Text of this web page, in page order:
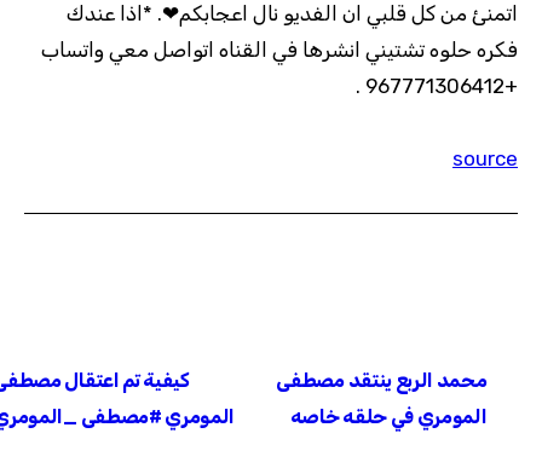
اتمنئ من كل قلبي ان الفديو نال اعجابكم❤. *اذا عندك
فكره حلوه تشتيني انشرها في القناه اتواصل معي واتساب
+967771306412 .
source
المقالات
محمد الربع ينتقد مصطفى
المومري في حلقه خاصه
كيفية تم اعتقال
المومري #مصطفى